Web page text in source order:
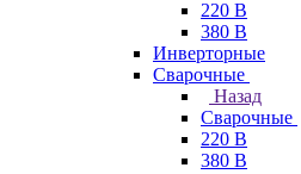
220 В
380 В
Инверторные
Сварочные
Назад
Сварочные
220 В
380 В